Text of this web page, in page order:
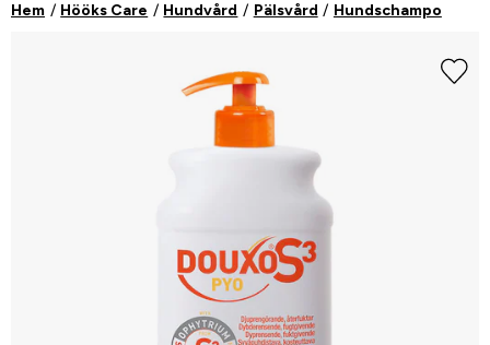
Hem Hööks Care Hundvård Pälsvård Hundschampo